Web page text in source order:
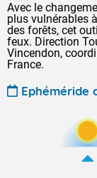
Avec le
plus vulnérables
des forêts, cet
feux. Direction
Vincendon,
France.
Ephéméride